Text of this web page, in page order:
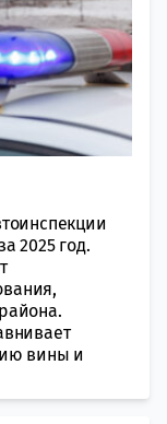
2025 год.
вины и